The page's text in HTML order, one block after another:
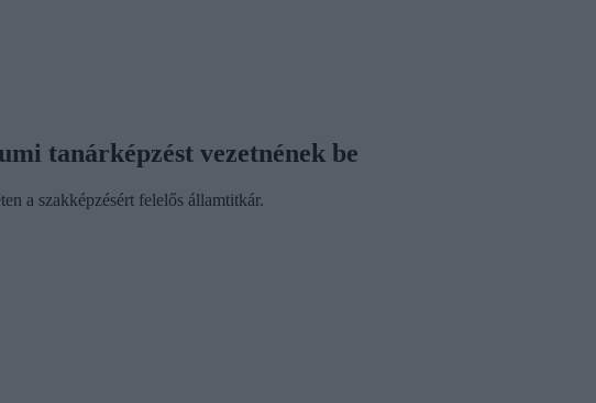
tanárképzést vezetnének be
a szakképzésért felelős államtitkár.